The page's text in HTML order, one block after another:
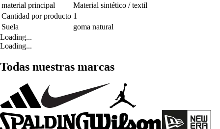
material principal
Material sintético / textil
Cantidad por producto 1
Suela
goma natural
Loading...
Loading...
Todas nuestras marcas